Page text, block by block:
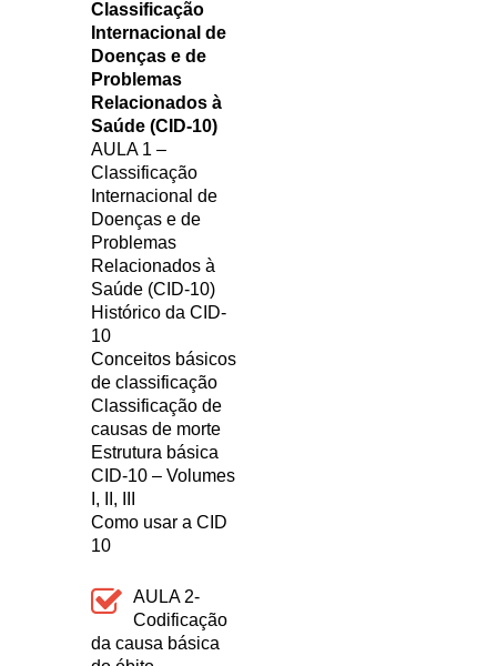
Classificação
Internacional de
Doenças e de
Problemas
Relacionados à
Saúde (CID-10)
AULA 1 –
Classificação
Internacional de
Doenças e de
Problemas
Relacionados à
Saúde (CID-10)
Histórico da CID-
10
Conceitos básicos
de classificação
Classificação de
causas de morte
Estrutura básica
CID-10 – Volumes
I, II, III
Como usar a CID
10
AULA 2-
Codificação
da causa básica